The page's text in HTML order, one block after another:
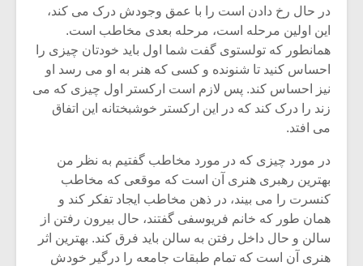
در حال رخ دادن است را با عمق وجودش درک می کند،
این اولین مرحله است، مرحله بعدی مخاطب است.
همانطور که تولستوی گفت شما اول باید خودتان چیزی را
احساس کنید تا شنونده و کسی که هنر به او می رسد او
نیز احساس کند. پس لازم است ارکستر اول چیزی که می
زند را درک کند که در این ارکستر خوشبختانه این اتفاق
می افتد.
در مورد چیزی که در مورد مخاطب گفتیم به نظر من
بهترین رهبری هنری آن است که موقعی که مخاطب
کنسرت را می بیند، در ذهن مخاطب ایجاد تفکر کند و
همان طور که خانم فریوسفی گفتند، حال بیرون رفتن از
سالن و حال داخل رفتن به سالن باید فرق کند. بهترین اثر
هنری آن است که تمام طبقات جامعه را درگیر خودش
یادداشتی بر موسیقی
متن فیلم «متری
شیش و نیم»
مشهورترین باشی،
بدنام ترین باش
دوره
موسیقی
موسیقی